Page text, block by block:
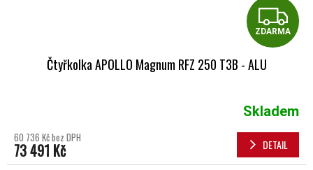
ZDARMA
Čtyřkolka APOLLO Magnum RFZ 250 T3B - ALU
Skladem
60 736 Kč bez DPH
73 491 Kč DETAIL